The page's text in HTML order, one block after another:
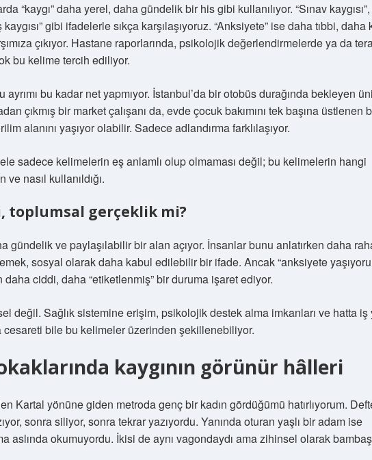
“kaygı” daha yerel, daha gündelik bir his gibi kullanılıyor. “Sınav kaygısı”,
kaygısı” gibi ifadelerle sıkça karşılaşıyoruz. “Anksiyete” ise daha tıbbi, daha
çıkıyor. Hastane raporlarında, psikolojik değerlendirmelerde ya da
bu kelime tercih ediliyor.
ayrımı bu kadar net yapmıyor. İstanbul’da bir otobüs durağında bekleyen
çıkmış bir market çalışanı da, evde çocuk bakımını tek başına üstlenen
alanını yaşıyor olabilir. Sadece adlandırma farklılaşıyor.
sadece kelimelerin eş anlamlı olup olmaması değil; bu kelimelerin hangi
nasıl kullanıldığı.
toplumsal gerçeklik mi?
gündelik ve paylaşılabilir bir alan açıyor. İnsanlar bunu anlatırken daha
sosyal olarak daha kabul edilebilir bir ifade. Ancak “anksiyete
ciddi, daha “etiketlenmiş” bir duruma işaret ediyor.
değil. Sağlık sistemine erişim, psikolojik destek alma imkanları ve hatta
cesareti bile bu kelimeler üzerinden şekillenebiliyor.
kaygının görünür hâlleri
Kartal yönüne giden metroda genç bir kadın gördüğümü hatırlıyorum.
sonra siliyor, sonra tekrar yazıyordu. Yanında oturan yaşlı bir adam ise
aslında okumuyordu. İkisi de aynı vagondaydı ama zihinsel olarak